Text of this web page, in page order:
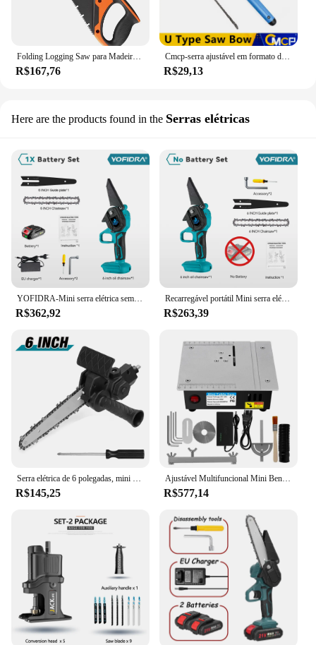
Folding Logging Saw para Madeira, Camping ao ar livre, enxertia Pruner para Árvores, Chopper, Ferramentas de jardim, Unility Knife, Hand Saw, SK5
R$167,76
Cmcp-serra ajustável em formato de u, ferramenta para corte de madeira, quadro de joalheiro, ferramenta manual
R$29,13
Here are the products found in the Serras elétricas
YOFIDRA-Mini serra elétrica sem fio, motosserras de poda portáteis, ferramentas de corte de madeira, Makita 18V bateria, 3000W, 6"
R$362,92
Recarregável portátil Mini serra elétrica, pequena motosserra de divisão de madeira, 6 ", 3000W, corte de jardim, bateria 18V, Makita
R$263,39
Serra elétrica de 6 polegadas, mini serra elétrica portátil para uso doméstico, furadeira elétrica para adaptador de serra elétrica, ferramenta DIY, ferramenta de corte/corte para marcenaria
R$145,25
Ajustável Multifuncional Mini Bench Saw, Household DIY Cutting Machine, Woodworking Bench, Lathe Cutter Tool, 96W
R$577,14